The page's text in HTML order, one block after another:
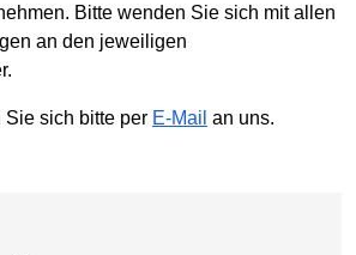
Bitte wenden Sie sich mit allen
an den jeweiligen
Sie sich bitte per E-Mail an uns.